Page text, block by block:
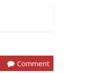
Comment